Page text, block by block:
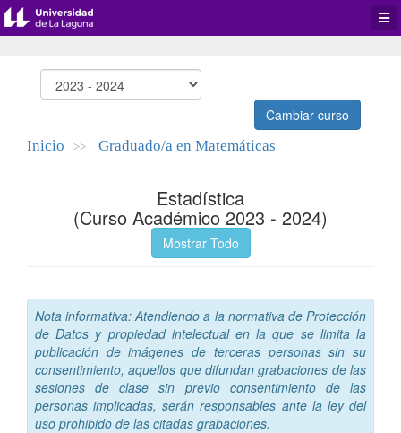
Cambiar curso
Inicio >> Graduado/a en Matemáticas
Estadística
(Curso Académico 2023 - 2024)
Mostrar Todo
Nota informativa: Atendiendo a la normativa de Protección
de Datos y propiedad intelectual en la que se limita la
publicación de imágenes de terceras personas sin su
consentimiento, aquellos que difundan grabaciones de las
sesiones de clase sin previo consentimiento de las
personas implicadas, serán responsables ante la ley del
uso prohibido de las citadas grabaciones.